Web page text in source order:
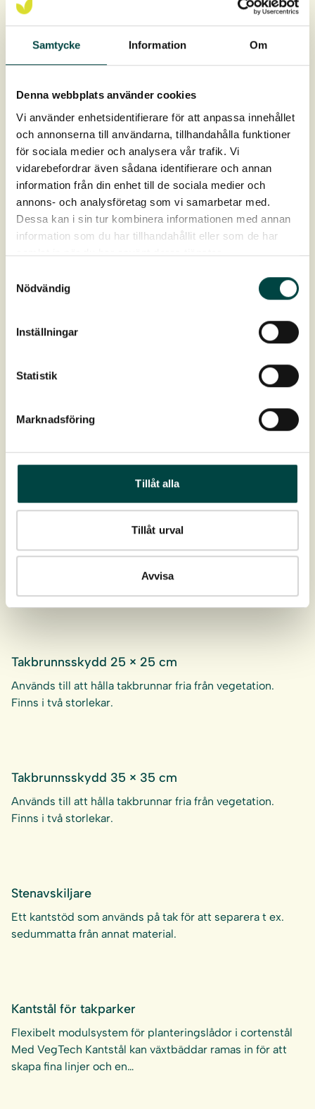
Samtycke Information Om
Denna webbplats använder cookies
Vi använder enhetsidentifierare för att anpassa innehållet
och annonserna till användarna, tillhandahålla funktioner
för sociala medier och analysera vår trafik. Vi
vidarebefordrar även sådana identifierare och annan
information från din enhet till de sociala medier och
annons- och analysföretag som vi samarbetar med.
Dessa kan i sin tur kombinera informationen med annan
information som du har tillhandahållit eller som de har
samlat in när du har använt deras tjänster.
Nödvändig
Inställningar
Statistik
Marknadsföring
Tillåt alla
Tillåt urval
Avvisa
Kantavslut KA50 svart
Används till Sedumtak som avslut till takvegetation.
KA50 svart ger ditt gröna tak ett modernt, stilrent
utseende och ett exklusivt…
Används till Sedumtak som avslut till takvegetation.
Används till Torrängstak som avslut till takvegetation.
Kantavslut KA120EK
Används till Torrängstak som avslut till takvegetation.
Takbrunnsskydd 25 × 25 cm
Används till att hålla takbrunnar fria från vegetation.
Finns i två storlekar.
Takbrunnsskydd 35 × 35 cm
Används till att hålla takbrunnar fria från vegetation.
Finns i två storlekar.
Stenavskiljare
Ett kantstöd som används på tak för att separera t ex.
sedummatta från annat material.
Kantstål för takparker
Flexibelt modulsystem för planteringslådor i cortenstål
Med VegTech Kantstål kan växtbäddar ramas in för att
skapa fina linjer och en…